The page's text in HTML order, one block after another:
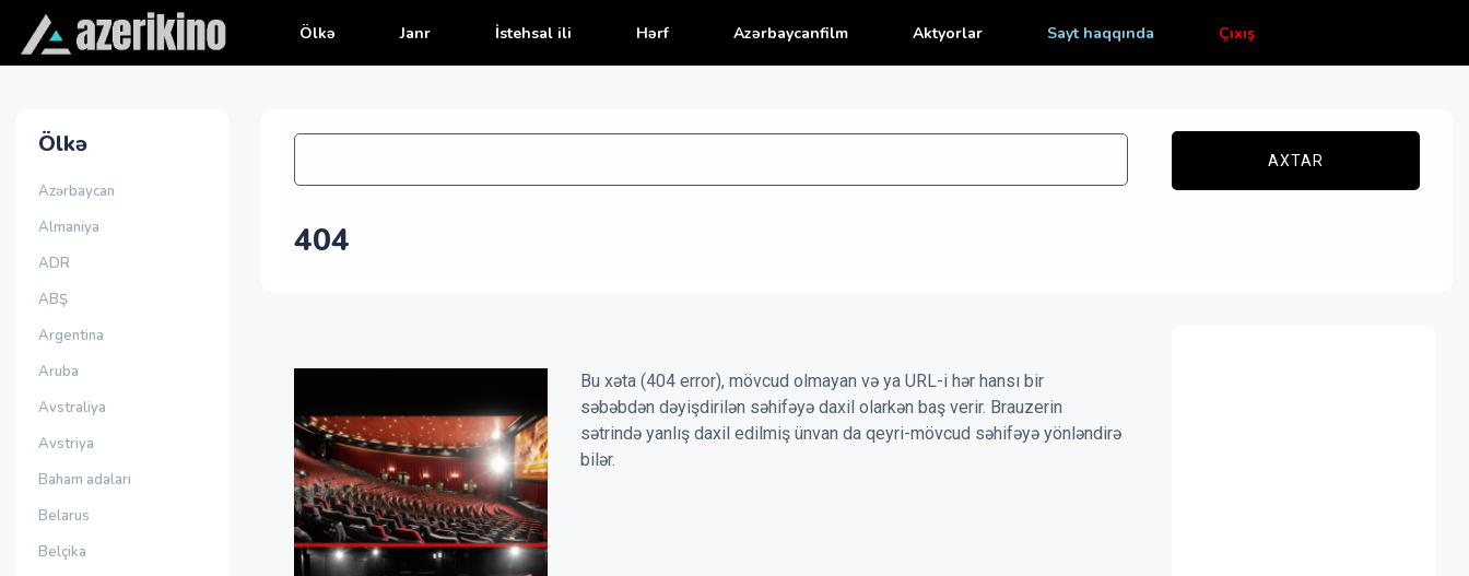
Ölkə Janr İstehsal ili Hərf Azərbaycanfilm Aktyorlar Sayt haqqında Çıxış
Ölkə
Azərbaycan
Almaniya
ADR
ABŞ
Argentina
Aruba
Avstraliya
Avstriya
Baham adaları
Belarus
Belçika
AXTAR
404
Bu xəta (404 error), mövcud olmayan və ya URL-i hər hansı bir
səbəbdən dəyişdirilən səhifəyə daxil olarkən baş verir. Brauzerin
sətrində yanlış daxil edilmiş ünvan da qeyri-mövcud səhifəyə yönləndirə
bilər.